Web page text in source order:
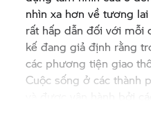
nhìn xa hơn về tương
rất hấp dẫn đối với mỗi
kế đang giả định rằng
các phương tiện giao
Cuộc sống ở các thành
và được vận hành bởi